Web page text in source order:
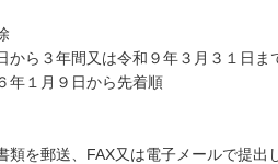
から３年間又は令和９年３月３１日
年１月９日から先着順
を郵送、FAX又は電子メールで提出